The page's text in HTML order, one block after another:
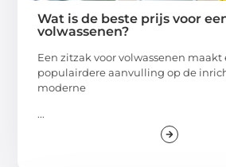
Wat is de beste prijs voor
volwassenen?
Een zitzak voor volwassenen maakt
populairdere aanvulling op de
moderne
...